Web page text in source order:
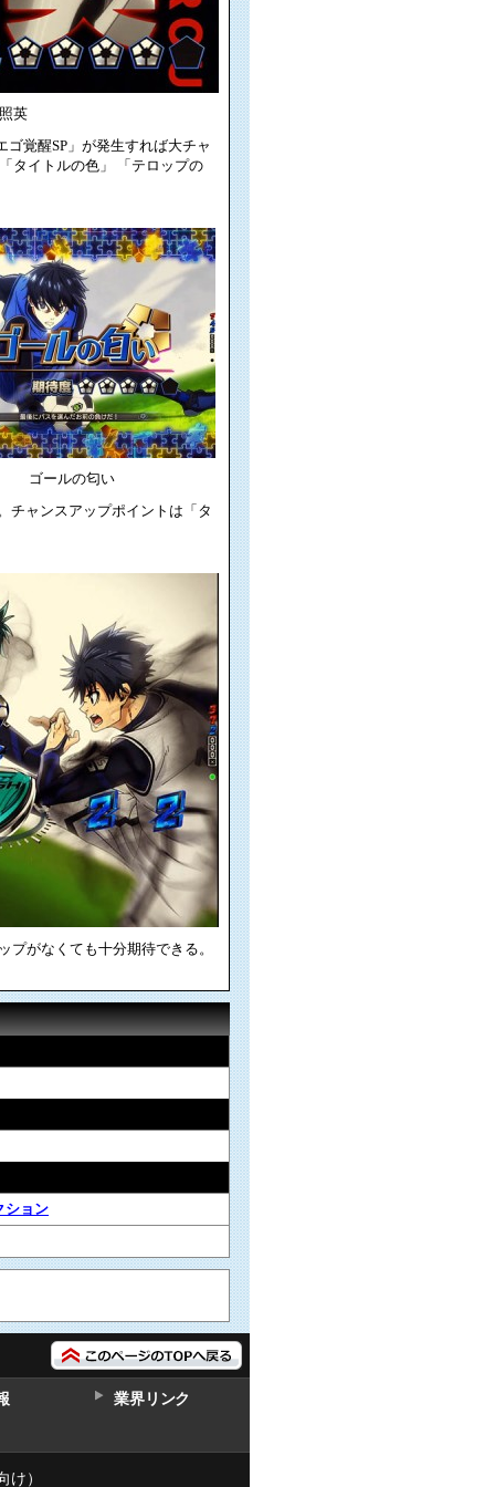
英
覚醒SP」が発生すれば大チャ
タイトルの色」 「テロップの
ゴールの匂い
ャンスアップポイントは「タ
がなくても十分期待できる。
ション
業界リンク
け）